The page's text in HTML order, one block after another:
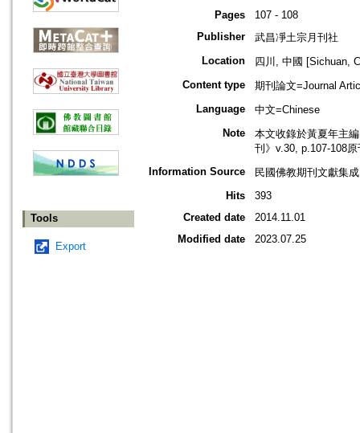
Tools
Export
Pages
107 - 108
Publisher
武昌凈土宗月刊社
Location
四川, 中國 [Sichuan,
Content type
期刊論文=Journal
Language
中文=Chinese
Note
本文收錄於黃夏年主
刊》v.30, p.107-108
Information Source
民國佛教期刊文獻集
Hits
393
Created date
2014.11.01
Modified date
2023.07.25